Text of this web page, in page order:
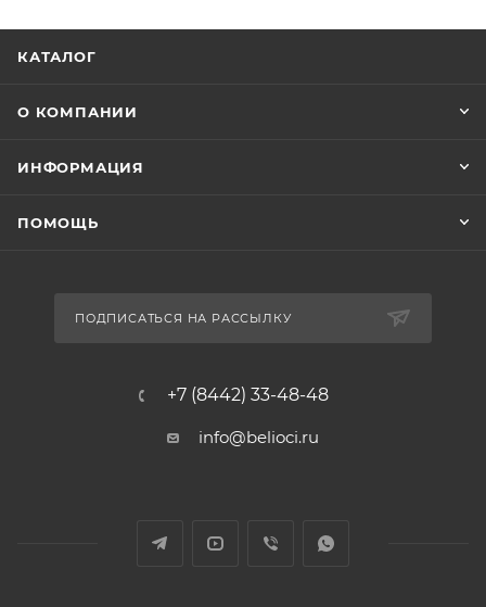
КАТАЛОГ
О КОМПАНИИ
ИНФОРМАЦИЯ
ПОМОЩЬ
ПОДПИСАТЬСЯ НА РАССЫЛКУ
+7 (8442) 33-48-48
info@belioci.ru